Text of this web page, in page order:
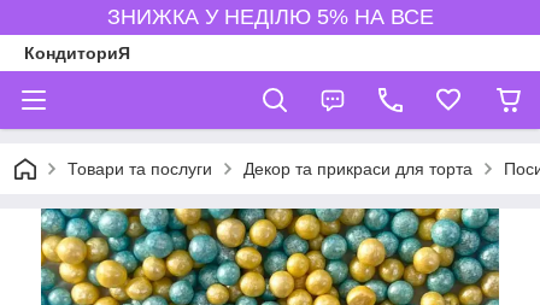
ЗНИЖКА У НЕДІЛЮ 5% НА ВСЕ
КондиториЯ
Товари та послуги Декор та прикраси для торта